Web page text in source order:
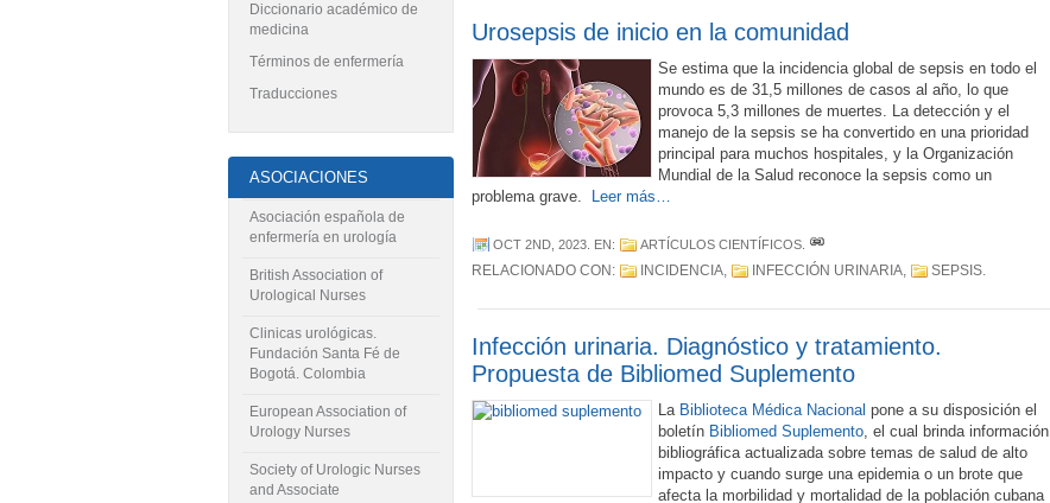
Urosepsis de inicio en la comunidad
Se estima que la incidencia global de sepsis en todo el
mundo es de 31,5 millones de casos al año, lo que
provoca 5,3 millones de muertes. La detección y el
manejo de la sepsis se ha convertido en una prioridad
principal para muchos hospitales, y la Organización
Mundial de la Salud reconoce la sepsis como un
problema grave.
Leer más…
OCT 2ND, 2023. EN: ARTÍCULOS CIENTÍFICOS.
RELACIONADO CON: INCIDENCIA, INFECCIÓN URINARIA, SEPSIS.
Infección urinaria. Diagnóstico y tratamiento.
Propuesta de Bibliomed Suplemento
La Biblioteca Médica Nacional pone a su disposición el
boletín Bibliomed Suplemento, el cual brinda información
bibliográfica actualizada sobre temas de salud de alto
impacto y cuando surge una epidemia o un brote que
afecta la morbilidad y mortalidad de la población cubana
Diccionario académico de
medicina
Términos de enfermería
Traducciones
ASOCIACIONES
Asociación española de
enfermería en urología
British Association of
Urological Nurses
Clinicas urológicas.
Fundación Santa Fé de
Bogotá. Colombia
European Association of
Urology Nurses
Society of Urologic Nurses
and Associate